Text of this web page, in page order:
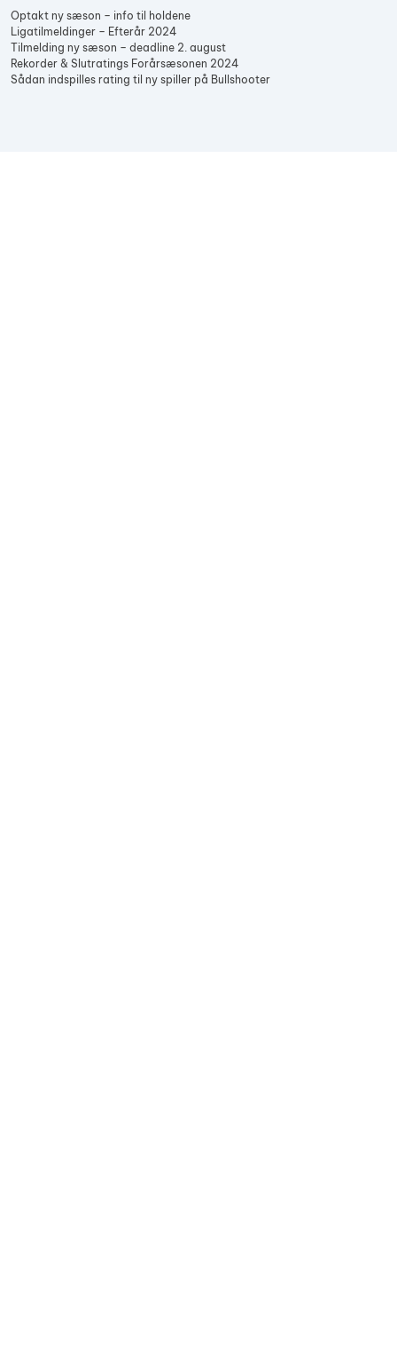
Optakt ny sæson – info til holdene
Ligatilmeldinger – Efterår 2024
Tilmelding ny sæson – deadline 2. august
Rekorder & Slutratings Forårsæsonen 2024
Sådan indspilles rating til ny spiller på Bullshooter